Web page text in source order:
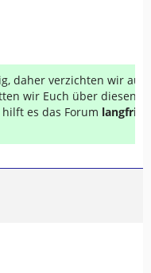
daher verzichten wir auf
wir Euch über diesen
es das Forum